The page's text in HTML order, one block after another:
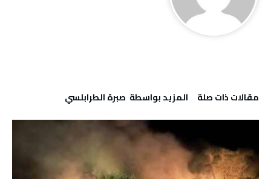
‫مقالات ذات صلة‬ ‫‫المزيد بواسطة‬ ‬ صبرة الطرابلسي